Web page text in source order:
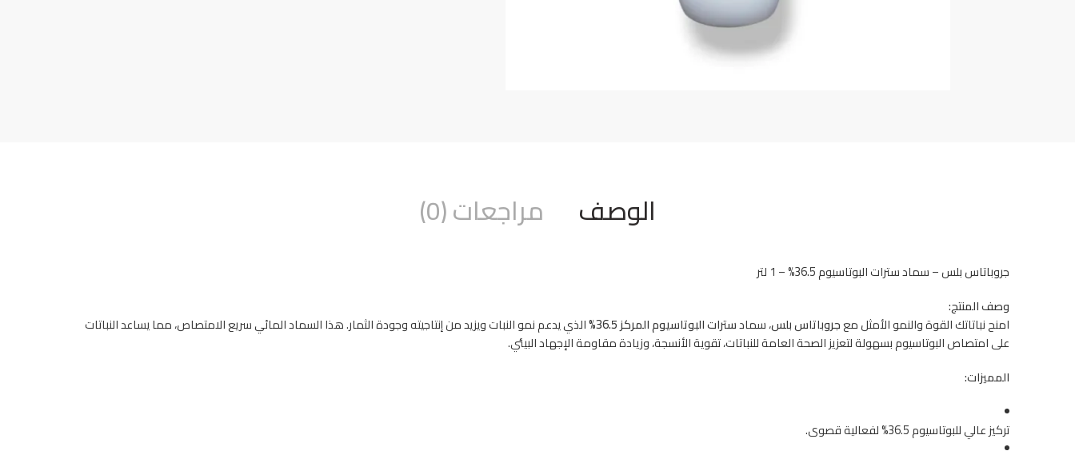
الوصف مراجعات (0)
جروباتاس بلس – سماد سترات البوتاسيوم 36.5% – 1 لتر
وصف المنتج:
امنح نباتاتك القوة والنمو الأمثل معجروباتاس بلس، سمادسترات البوتاسيوم المركز 36.5%
الذي يدعم نمو النبات ويزيد من إنتاجيته وجودة الثمار. هذا السماد المائي سريع الامتصاص، مما يساعد النباتات
على امتصاص البوتاسيوم بسهولة لتعزيز الصحة العامة للنباتات، تقوية الأنسجة، وزيادة مقاومة الإجهاد البيئي.
المميزات:
تركيز عالي للبوتاسيوم 36.5% لفعالية قصوى.